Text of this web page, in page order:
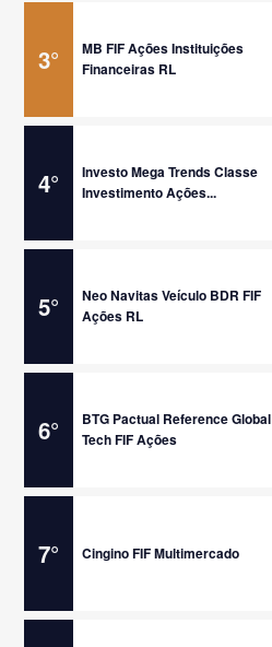
3°
MB FIF Ações Instituições
Financeiras RL
4°
Investo Mega Trends Classe
Investimento Ações...
5°
Neo Navitas Veículo BDR FIF
Ações RL
6°
BTG Pactual Reference Global
Tech FIF Ações
7° Cingino FIF Multimercado